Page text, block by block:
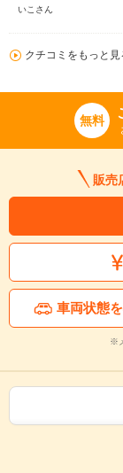
いこさん
クチコミをもっと見
無料
販売
車両状態
※